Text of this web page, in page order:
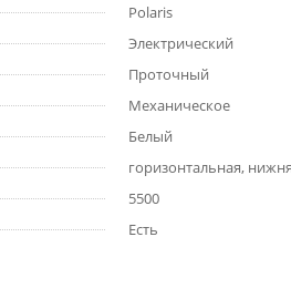
Polaris
Электрический
Проточный
Механическое
Белый
горизонтальная,
5500
Есть